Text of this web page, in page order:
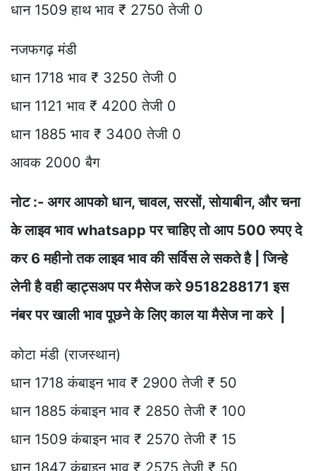
धान 1509 हाथ भाव ₹ 2750 तेजी 0
नजफगढ़ मंडी
धान 1718 भाव ₹ 3250 तेजी 0
धान 1121 भाव ₹ 4200 तेजी 0
धान 1885 भाव ₹ 3400 तेजी 0
आवक 2000 बैग
नोट :- अगर आपको धान, चावल, सरसों, सोयाबीन, और चना
के लाइव भाव whatsapp पर चाहिए तो आप 500 रुपए दे
कर 6 महीनो तक लाइव भाव की सर्विस ले सकते है | जिन्हे
लेनी है वही व्हाट्सअप पर मैसेज करे 9518288171 इस
नंबर पर खाली भाव पूछने के लिए काल या मैसेज ना करे |
कोटा मंडी (राजस्थान)
धान 1718 कंबाइन भाव ₹ 2900 तेजी ₹ 50
धान 1885 कंबाइन भाव ₹ 2850 तेजी ₹ 100
धान 1509 कंबाइन भाव ₹ 2570 तेजी ₹ 15
धान 1847 कंबाइन भाव ₹ 2575 तेजी ₹ 50